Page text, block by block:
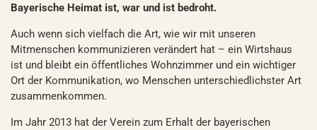
Bayerische Heimat ist, war und ist bedroht.
Auch wenn sich vielfach die Art, wie wir mit unseren
Mitmenschen kommunizieren verändert hat – ein Wirtshaus
ist und bleibt ein öffentliches Wohnzimmer und ein wichtiger
Ort der Kommunikation, wo Menschen unterschiedlichster Art
zusammenkommen.
Im Jahr 2013 hat der Verein zum Erhalt der bayerischen